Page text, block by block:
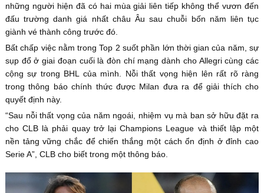
những người hiện đã có hai mùa giải liên tiếp không thể vươn đến
đấu trường danh giá nhất châu Âu sau chuỗi bốn năm liên tục
giành vé thành công trước đó.
Bất chấp việc nằm trong Top 2 suốt phần lớn thời gian của năm, sự
sụp đổ ở giai đoạn cuối là đòn chí mạng dành cho Allegri cùng các
cộng sự trong BHL của mình. Nỗi thất vọng hiện lên rất rõ ràng
trong thông báo chính thức được Milan đưa ra để giải thích cho
quyết định này.
“Sau nỗi thất vọng của năm ngoái, nhiệm vụ mà ban sở hữu đặt ra
cho CLB là phải quay trở lại Champions League và thiết lập một
nền tảng vững chắc để chiến thắng một cách ổn định ở đỉnh cao
Serie A”, CLB cho biết trong một thông báo.